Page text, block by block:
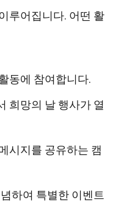
루어집니다. 어떤 활
동에 참여합니다.
희망의 날 행사가 열
시지를 공유하는 캠
하여 특별한 이벤트